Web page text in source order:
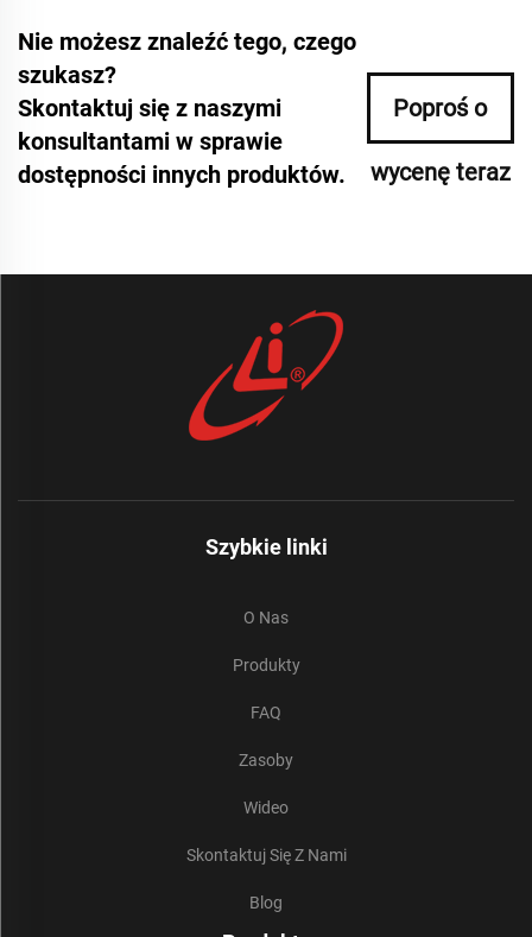
Nie możesz znaleźć tego, czego
szukasz?
Skontaktuj się z naszymi
konsultantami w sprawie
dostępności innych produktów.
Poproś o
wycenę teraz
Szybkie linki
O Nas
Produkty
FAQ
Zasoby
Wideo
Skontaktuj Się Z Nami
Blog